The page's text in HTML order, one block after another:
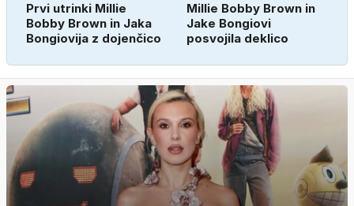
Prvi utrinki Millie
Bobby Brown in Jaka
Bongiovija z dojenčico
Millie Bobby Brown in
Jake Bongiovi
posvojila deklico